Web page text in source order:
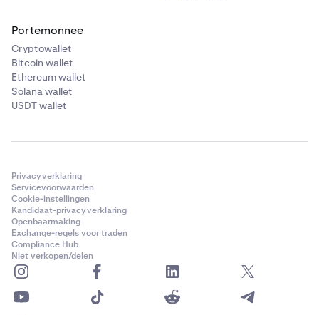
Portemonnee
Cryptowallet
Bitcoin wallet
Ethereum wallet
Solana wallet
USDT wallet
Privacyverklaring
Servicevoorwaarden
Cookie-instellingen
Kandidaat-privacyverklaring
Openbaarmaking
Exchange-regels voor traden
Compliance Hub
Niet verkopen/delen